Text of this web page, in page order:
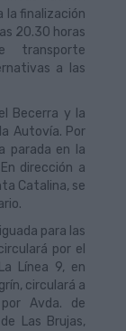
la finalización
20.30 horas
transporte
a las
Becerra y la
Autovía. Por
parada en la
dirección a
Catalina, se
para las
por el
Línea 9, en
circulará a
Avda. de
Las Brujas,